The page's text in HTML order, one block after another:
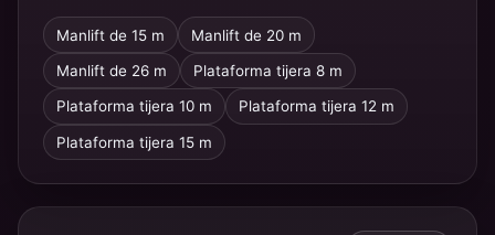
Manlift de 15 m Manlift de 20 m
Manlift de 26 m Plataforma tijera 8 m
Plataforma tijera 10 m Plataforma tijera 12 m
Plataforma tijera 15 m